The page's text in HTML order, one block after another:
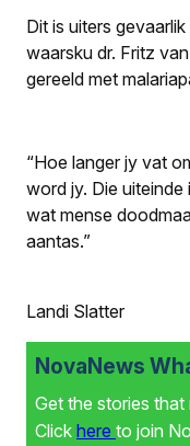
Dit is uiters
waarsku dr. Fritz
gereeld met
“Hoe langer jy vat
word jy. Die uiteinde
wat mense
aantas.”
Landi Slatter
NovaNews
Get the stories
Click here to join